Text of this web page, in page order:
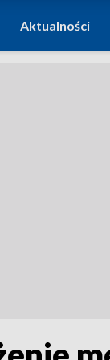
Aktualności